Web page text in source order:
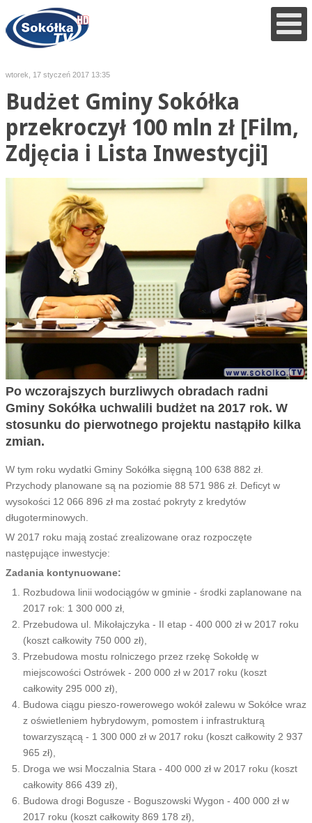
wtorek, 17 styczeń 2017 13:35
Budżet Gminy Sokółka
przekroczył 100 mln zł [Film,
Zdjęcia i Lista Inwestycji]
Po wczorajszych burzliwych obradach radni
Gminy Sokółka uchwalili budżet na 2017 rok. W
stosunku do pierwotnego projektu nastąpiło kilka
zmian.
W tym roku wydatki Gminy Sokółka sięgną 100 638 882 zł.
Przychody planowane są na poziomie 88 571 986 zł. Deficyt w
wysokości 12 066 896 zł ma zostać pokryty z kredytów
długoterminowych.
W 2017 roku mają zostać zrealizowane oraz rozpoczęte
następujące inwestycje:
Zadania kontynuowane:
Rozbudowa linii wodociągów w gminie - środki zaplanowane na
2017 rok: 1 300 000 zł,
Przebudowa ul. Mikołajczyka - II etap - 400 000 zł w 2017 roku
(koszt całkowity 750 000 zł),
Przebudowa mostu rolniczego przez rzekę Sokołdę w
miejscowości Ostrówek - 200 000 zł w 2017 roku (koszt
całkowity 295 000 zł),
Budowa ciągu pieszo-rowerowego wokół zalewu w Sokółce wraz
z oświetleniem hybrydowym, pomostem i infrastrukturą
towarzyszącą - 1 300 000 zł w 2017 roku (koszt całkowity 2 937
965 zł),
Droga we wsi Moczalnia Stara - 400 000 zł w 2017 roku (koszt
całkowity 866 439 zł),
Budowa drogi Bogusze - Boguszowski Wygon - 400 000 zł w
2017 roku (koszt całkowity 869 178 zł),